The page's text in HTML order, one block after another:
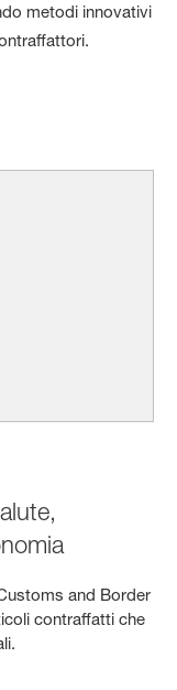
metodi innovativi
and Border
contraffatti che